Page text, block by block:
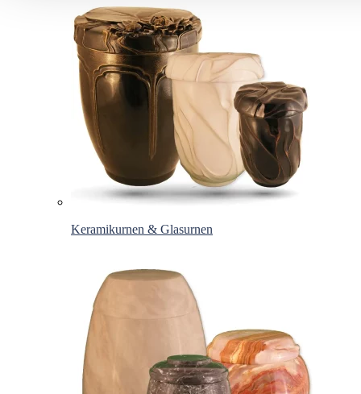
Keramikurnen & Glasurnen